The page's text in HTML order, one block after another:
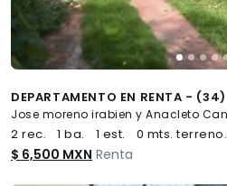
DEPARTAMENTO EN RENTA - (34)
2 rec. 1 ba. 1 est. 0 mts. terreno.
$ 6,500 MXN Renta